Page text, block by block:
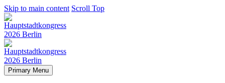
Skip to main content Scroll Top
Primary Menu